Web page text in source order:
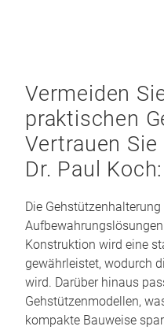
Vermeiden
praktischen
Vertrauen
Dr. Paul Koch:
Die
Konstruktion wird eine
gewährleistet, wodurch
wird. Darüber hinaus
Gehstützenmodellen,
kompakte Bauweise